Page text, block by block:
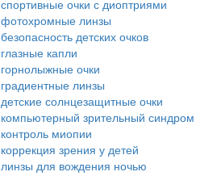
спортивные очки с диоптриями
фотохромные линзы
безопасность детских очков
глазные капли
горнолыжные очки
градиентные линзы
детские солнцезащитные очки
компьютерный зрительный синдром
контроль миопии
коррекция зрения у детей
линзы для вождения ночью